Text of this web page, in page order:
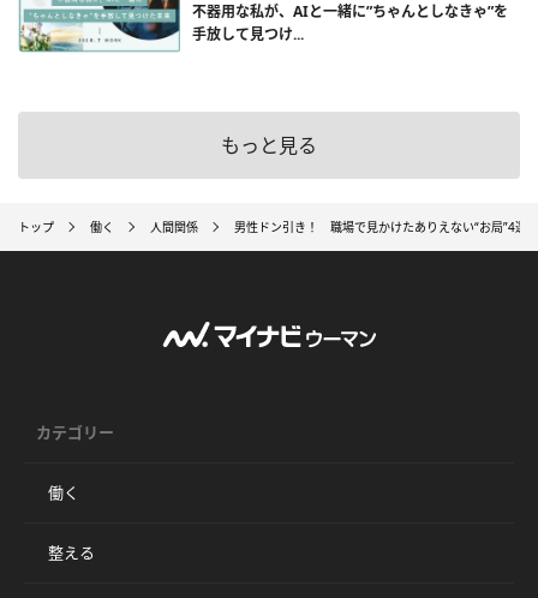
不器用な私が、AIと一緒に”ちゃんとしなきゃ”を
手放して見つけ...
もっと見る
トップ 働く 人間関係 男性ドン引き！ 職場で見かけたありえない“お局”4
カテゴリー
働く
整える